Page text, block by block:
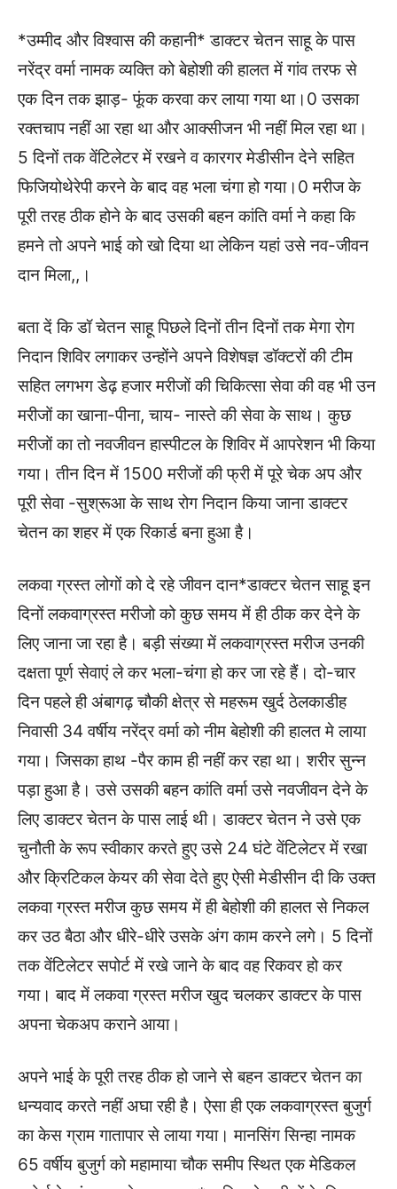
*उम्मीद और विश्वास की कहानी* डाक्टर चेतन साहू के पास
नरेंद्र वर्मा नामक व्यक्ति को बेहोशी की हालत में गांव तरफ से
एक दिन तक झाड़- फूंक करवा कर लाया गया था।0 उसका
रक्तचाप नहीं आ रहा था और आक्सीजन भी नहीं मिल रहा था।
5 दिनों तक वेंटिलेटर में रखने व कारगर मेडीसीन देने सहित
फिजियोथेरेपी करने के बाद वह भला चंगा हो गया।0 मरीज के
पूरी तरह ठीक होने के बाद उसकी बहन कांति वर्मा ने कहा कि
हमने तो अपने भाई को खो दिया था लेकिन यहां उसे नव-जीवन
दान मिला,,।
बता दें कि डॉ चेतन साहू पिछले दिनों तीन दिनों तक मेगा रोग
निदान शिविर लगाकर उन्होंने अपने विशेषज्ञ डॉक्टरों की टीम
सहित लगभग डेढ़ हजार मरीजों की चिकित्सा सेवा की वह भी उन
मरीजों का खाना-पीना, चाय- नास्ते की सेवा के साथ। कुछ
मरीजों का तो नवजीवन हास्पीटल के शिविर में आपरेशन भी किया
गया। तीन दिन में 1500 मरीजों की फ्री में पूरे चेक अप और
पूरी सेवा -सुश्रूआ के साथ रोग निदान किया जाना डाक्टर
चेतन‌ का शहर में एक रिकार्ड बना हुआ है।
लकवा ग्रस्त लोगों को दे रहे जीवन दान*डाक्टर चेतन साहू इन
दिनों लकवाग्रस्त मरीजो को कुछ समय में ही ठीक कर देने के
लिए जाना जा रहा है। बड़ी संख्या में लकवाग्रस्त मरीज उनकी
दक्षता पूर्ण सेवाएं ले कर भला-चंगा हो कर जा रहे हैं। दो-चार
दिन पहले ही अंबागढ़ चौकी क्षेत्र से महरूम खुर्द ठेलकाडीह
निवासी 34 वर्षीय नरेंद्र वर्मा को नीम बेहोशी की हालत मे लाया
गया। जिसका हाथ -पैर काम ही नहीं कर रहा था। शरीर सुन्न
पड़ा हुआ है। उसे उसकी बहन कांति वर्मा उसे नवजीवन देने के
लिए डाक्टर चेतन के पास लाई थी। डाक्टर चेतन ने उसे एक
चुनौती के रूप स्वीकार करते हुए उसे 24 घंटे वेंटिलेटर में रखा
और क्रिटिकल केयर की सेवा देते हुए ऐसी मेडीसीन दी कि उक्त
लकवा ग्रस्त मरीज कुछ समय में ही बेहोशी की हालत से निकल
कर उठ बैठा और धीरे-धीरे उसके अंग काम करने लगे। 5 दिनों
तक वेंटिलेटर सपोर्ट में रखे जाने के बाद वह रिकवर हो कर
गया। बाद में लकवा ग्रस्त मरीज खुद चलकर डाक्टर के पास
अपना चेकअप कराने आया।
अपने भाई के पूरी तरह ठीक हो जाने से बहन डाक्टर चेतन का
धन्यवाद करते नहीं अघा रही है। ऐसा ही एक लकवाग्रस्त बुजुर्ग
का केस ग्राम गातापार से लाया गया। मानसिंग सिन्हा नामक
65 वर्षीय बुजुर्ग को महामाया चौक समीप स्थित एक मेडिकल